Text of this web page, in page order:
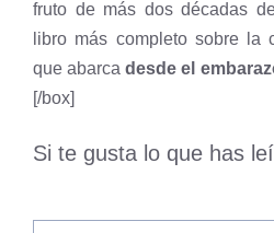
fruto de más dos décadas
libro más completo sobre la
que abarcadesde el
[/box]
Si te gusta lo que has